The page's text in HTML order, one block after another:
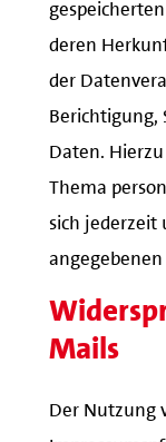
deren
der
Berichtigung,
Daten.
Thema
sich jederzeit
angegebenen
Mails
Der Nutzung